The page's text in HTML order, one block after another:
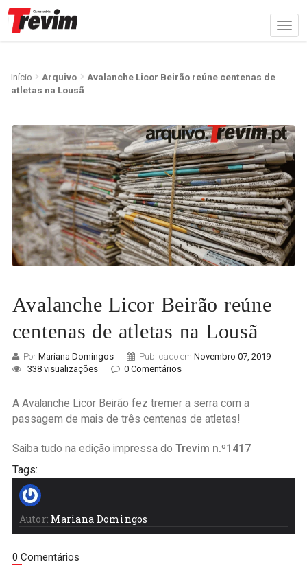
Início Arquivo
Avalanche Licor Beirão reúne centenas de
atletas na Lousã
Avalanche Licor Beirão reúne
centenas de atletas na Lousã
Por Mariana Domingos Publicado em Novembro 07, 2019
338 visualizações
0 Comentários
A Avalanche Licor Beirão fez tremer a serra com a
passagem de mais de três centenas de atletas!
Saiba tudo na edição impressa do Trevim n.º1417
Tags:
Autor: Mariana Domingos
0 Comentários